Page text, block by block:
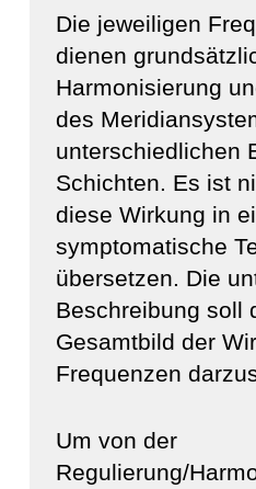
Die jeweiligen
dienen
Harmonisierung
des
unterschiedlichen
Schichten. Es ist
diese Wirkung in
symptomatische
übersetzen. Die
Beschreibung soll
Gesamtbild der
Frequenzen
Um von der
Regulierung/